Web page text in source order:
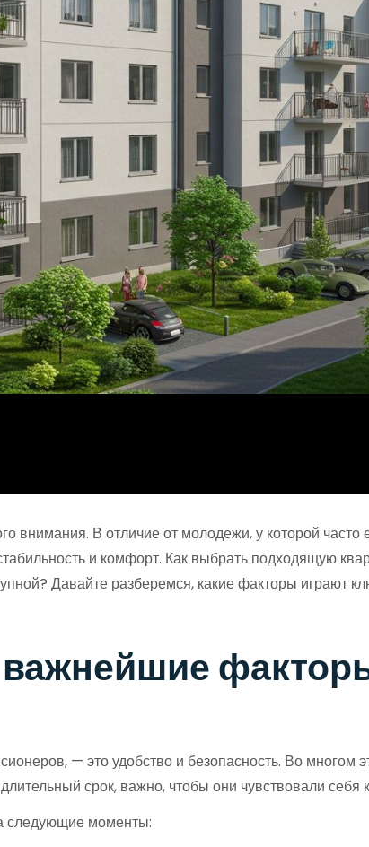
внимания. В отличие от молодежи, у которой часто
и комфорт. Как выбрать подходящую
Давайте разберемся, какие факторы играют
важнейшие
— это удобство и безопасность. Во многом
срок, важно, чтобы они чувствовали себя
следующие моменты: